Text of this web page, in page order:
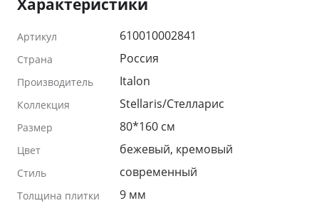
Характеристики
Артикул 610010002841
Страна Россия
Производитель Italon
Коллекция Stellaris/Стелларис
Размер 80*160 см
Цвет бежевый, кремовый
Стиль современный
Толщина плитки 9 мм